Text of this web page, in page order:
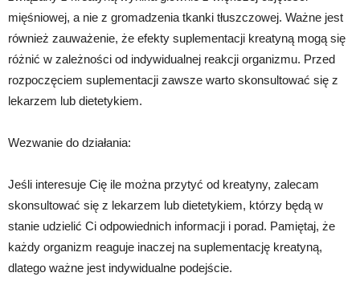
mięśniowej, a nie z gromadzenia tkanki tłuszczowej. Ważne jest
również zauważenie, że efekty suplementacji kreatyną mogą się
różnić w zależności od indywidualnej reakcji organizmu. Przed
rozpoczęciem suplementacji zawsze warto skonsultować się z
lekarzem lub dietetykiem.
Wezwanie do działania:
Jeśli interesuje Cię ile można przytyć od kreatyny, zalecam
skonsultować się z lekarzem lub dietetykiem, którzy będą w
stanie udzielić Ci odpowiednich informacji i porad. Pamiętaj, że
każdy organizm reaguje inaczej na suplementację kreatyną,
dlatego ważne jest indywidualne podejście.